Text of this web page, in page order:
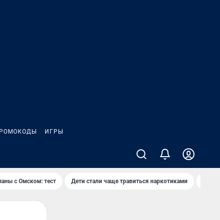
ИГРЫ
с Омском: тест Дети стали чаще травиться наркотиками